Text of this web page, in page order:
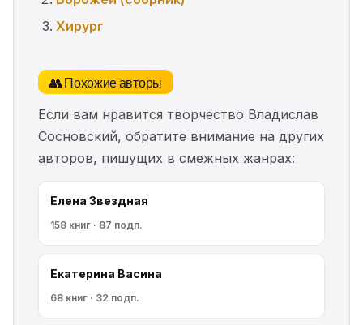
Хирург
👥 Похожие авторы
Если вам нравится творчество Владислав
Сосновский, обратите внимание на других
авторов, пишущих в смежных жанрах:
Елена Звездная
158 книг · 87 подп.
Екатерина Васина
68 книг · 32 подп.